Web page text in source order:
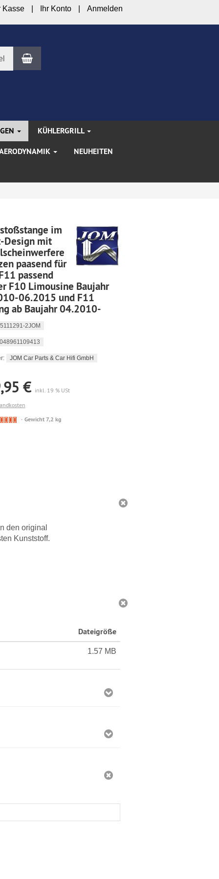
Kasse Ihr Konto Anmelden
Warenkorb
KÜHLERGRILL
NEUHEITEN
im
Design mit
paasend für
passend
F10 Limousine Baujahr
06.2015 und F11
ab Baujahr 04.2010-
5111291-2JOM
JOM Car Parts & Car Hifi GmbH
€
inkl. 19 % USt
🔴 Gewicht 7,2 kg
den original
Kunststoff.
Dateigröße
1.57 MB